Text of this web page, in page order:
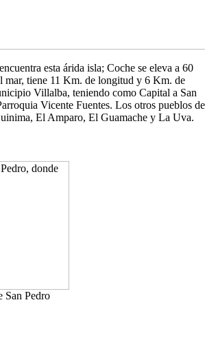
esta árida isla; Coche se eleva a 60
mar, tiene 11 Km. de longitud y 6 Km. de
Villalba, teniendo como Capital a San
Vicente Fuentes. Los otros pueblos de
El Amparo, El Guamache y La Uva.
San Pedro